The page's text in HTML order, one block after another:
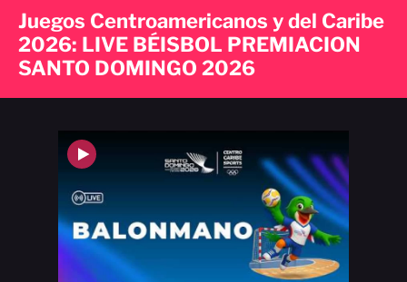
Juegos Centroamericanos y del Caribe
2026: LIVE BÉISBOL PREMIACION
SANTO DOMINGO 2026